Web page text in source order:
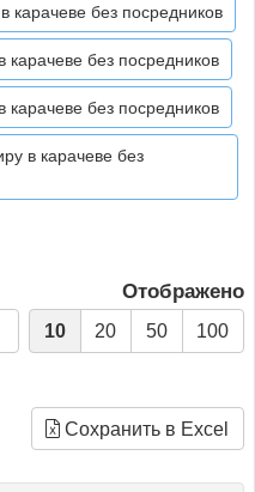
карачеве без посредников
карачеве без посредников
карачеве без посредников
в карачеве без
Отображено
10 20 50 100
Сохранить в Excel